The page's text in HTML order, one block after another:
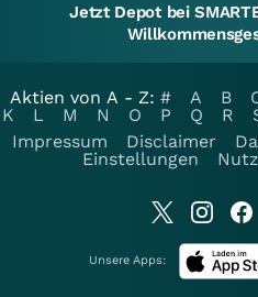
Jetzt Depot bei
Aktien von A - Z: # A B
K
L M N O P Q R
Impressum
Disclaimer
Einstellungen
Unsere Apps: